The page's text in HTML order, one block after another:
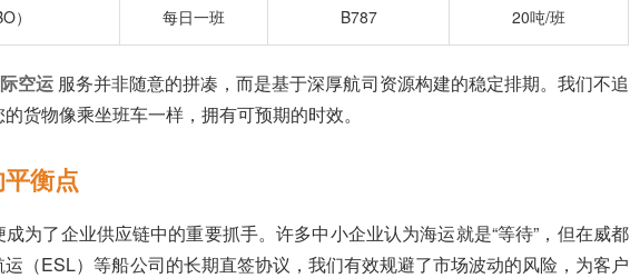
） 每日一班 B787 20吨/班
空运 服务并非随意的拼凑，而是基于深厚航司资源构建的稳定排期。我们不追
货物像乘坐班车一样，拥有可预期的时效。
衡点
成为了企业供应链中的重要抓手。许多中小企业认为海运就是“等待”，但在威都
（ESL）等船公司的长期直签协议，我们有效规避了市场波动的风险，为客户